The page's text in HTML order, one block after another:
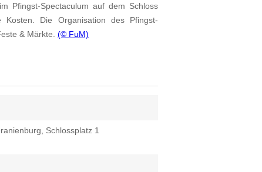
Pfingst-Spectaculum auf dem Schloss
Die Organisation des Pfingst-
& Märkte. (© FuM)
Schlossplatz 1